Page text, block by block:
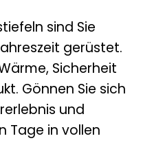
sind Sie
gerüstet.
Sicherheit
Gönnen Sie sich
und
Tage in vollen